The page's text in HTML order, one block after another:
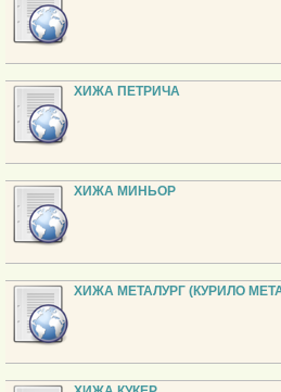
ХИЖА ПЕТРИЧА
ХИЖА МИНЬОР
ХИЖА МЕТАЛУРГ (КУРИЛО